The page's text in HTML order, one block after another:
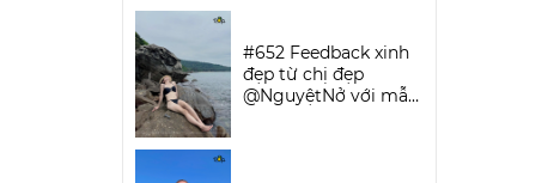
#652 Feedback xinh
đẹp từ chị đẹp
@NguyệtNở với mẫu